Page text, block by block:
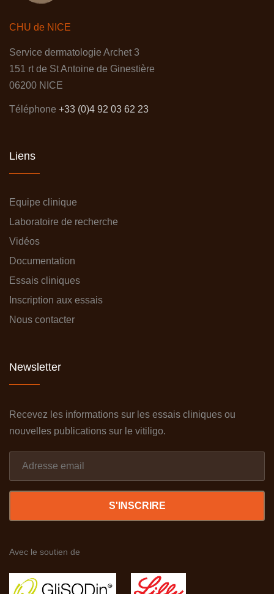
CHU de NICE
Service dermatologie Archet 3
151 rt de St Antoine de Ginestière
06200 NICE
Téléphone +33 (0)4 92 03 62 23
Liens
Equipe clinique
Laboratoire de recherche
Vidéos
Documentation
Essais cliniques
Inscription aux essais
Nous contacter
Newsletter
Recevez les informations sur les essais cliniques ou
nouvelles publications sur le vitiligo.
S'INSCRIRE
Avec le soutien de